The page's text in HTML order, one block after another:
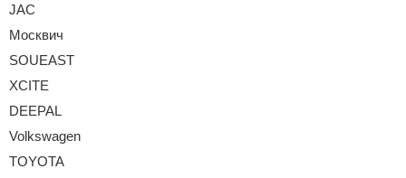
JAC
Москвич
SOUEAST
XCITE
DEEPAL
Volkswagen
TOYOTA